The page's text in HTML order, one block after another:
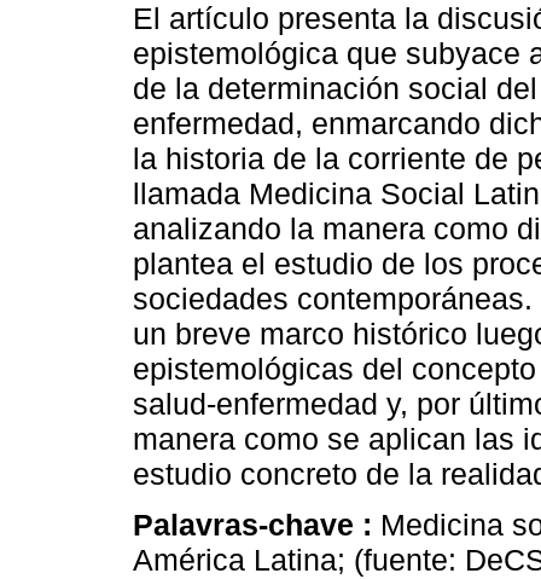
El artículo presenta la
epistemológica que subyace
de la determinación social
enfermedad, enmarcando
la historia de la corriente de
llamada Medicina Social
analizando la manera como
plantea el estudio de los
sociedades
un breve marco histórico
epistemológicas del
salud-enfermedad y, por
manera como se aplican las
estudio concreto de la
Palavras-chave : Medicina
América Latina; (fuente: